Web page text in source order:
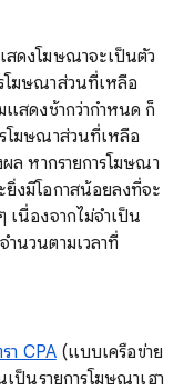
สดงโฆษณาจะเป็นตัว
โฆษณาส่วนที่เหลือ
สดงช้ากว่ากำหนด ก็
โฆษณาส่วนที่เหลือ
ล หากรายการโฆษณา
งมีโอกาสน้อยลงที่จะ
นื่องจากไม่จำเป็น
นวนตามเวลาที่
า CPA(แบบเครือข่าย
ป็นรายการโฆษณาเฮา